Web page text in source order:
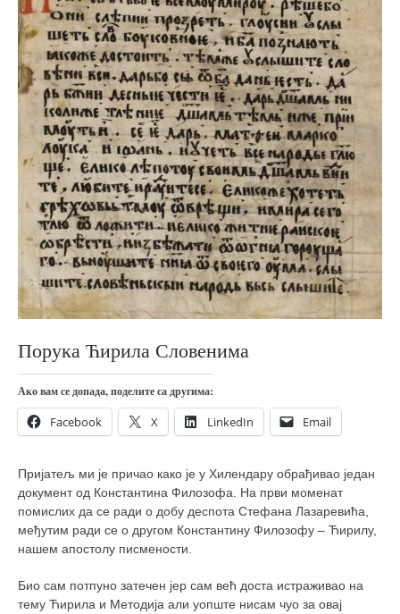
законоправило
духовни отац
православље
забрањена историја
ћирилица
породичне приче
прота Воја
уместо твитера
календар српски
азбуки и књиге
Окинава карате
моје белешке
историја каратеа
бубиши
кихон
наиханчи
кушанку
темашивари
Порука Ћирила Словенима
Ако вам се допада, поделите са другима:
Facebook X LinkedIn Email
Пријатељ ми је причао како је у Хилендару обрађивао један
документ од Константина Филозофа. На први моменат
помислих да се ради о добу деспота Стефана Лазаревића,
међутим ради се о другом Константину Филозофу – Ћирилу,
нашем апостолу писмености.
Био сам потпуно затечен јер сам већ доста истраживао на
тему Ћирила и Методија али уопште нисам чуо за овај